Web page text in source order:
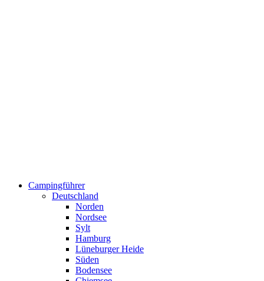
Campingführer
Deutschland
Norden
Nordsee
Sylt
Hamburg
Lüneburger Heide
Süden
Bodensee